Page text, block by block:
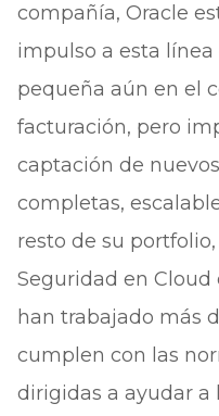
compañía, Oracle
impulso a esta
pequeña aún en el
facturación, pero
captación de
completas,
resto de su
Seguridad en Cloud
han trabajado más
cumplen con las
dirigidas a ayudar a